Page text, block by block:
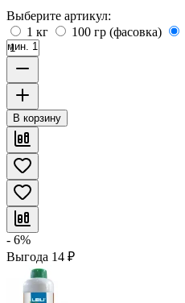
Выберите артикул:
1 кг
100 гр (фасовка)
мин. 1
В корзину
- 6%
Выгода 14 ₽